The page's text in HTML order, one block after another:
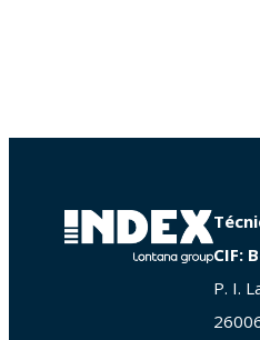
CIF:
P. I.